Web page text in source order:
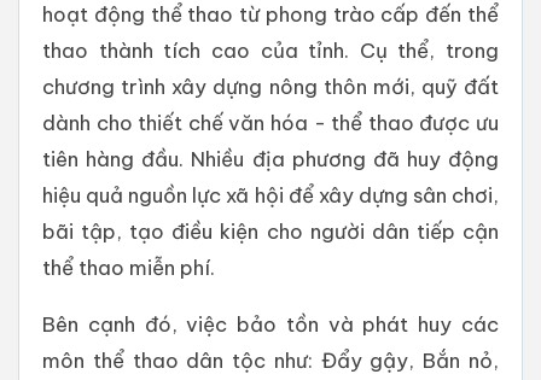
hoạt động thể thao từ phong trào cấp đến thể
thao thành tích cao của tỉnh. Cụ thể, trong
chương trình xây dựng nông thôn mới, quỹ đất
dành cho thiết chế văn hóa - thể thao được ưu
tiên hàng đầu. Nhiều địa phương đã huy động
hiệu quả nguồn lực xã hội để xây dựng sân chơi,
bãi tập, tạo điều kiện cho người dân tiếp cận
thể thao miễn phí.
Bên cạnh đó, việc bảo tồn và phát huy các
môn thể thao dân tộc như: Đẩy gậy, Bắn nỏ,